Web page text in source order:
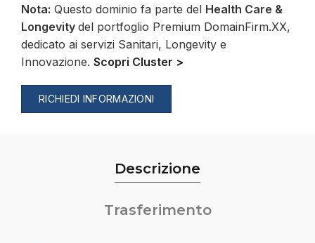
Nota: Questo dominio fa parte del Health Care &
Longevity del portfoglio Premium DomainFirm.XX,
dedicato ai servizi Sanitari, Longevity e
Innovazione. Scopri Cluster >
RICHIEDI INFORMAZIONI
Descrizione
Trasferimento